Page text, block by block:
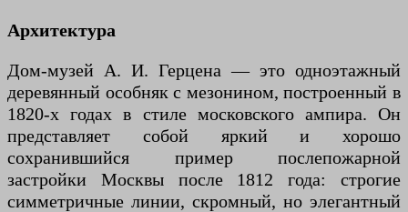
Архитектура
Дом-музей А. И. Герцена — это одноэтажный
деревянный особняк с мезонином, построенный в
1820-х годах в стиле московского ампира. Он
представляет собой яркий и хорошо
сохранившийся пример послепожарной
застройки Москвы после 1812 года: строгие
симметричные линии, скромный, но элегантный